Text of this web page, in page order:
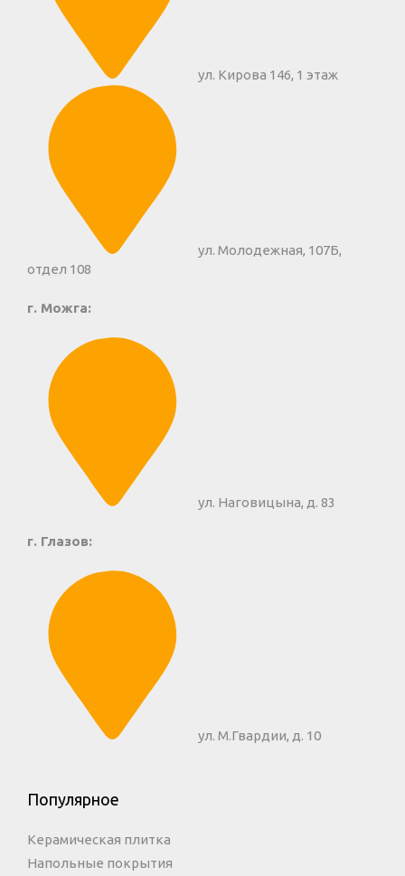
ул. Кирова 146, 1 этаж
ул. Молодежная, 107Б,
отдел 108
г. Можга:
ул. Наговицына, д. 83
г. Глазов:
ул. М.Гвардии, д. 10
Популярное
Керамическая плитка
Напольные покрытия